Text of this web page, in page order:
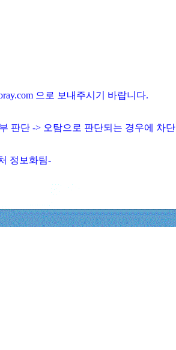
으로 보내주시기 바랍니다.
판단 -> 오탐으로 판단되는 경우에 차단
정보화팀-